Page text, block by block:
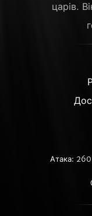
царів.
Атака: 260